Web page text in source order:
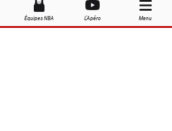
Équipes NBA L'Apéro Menu